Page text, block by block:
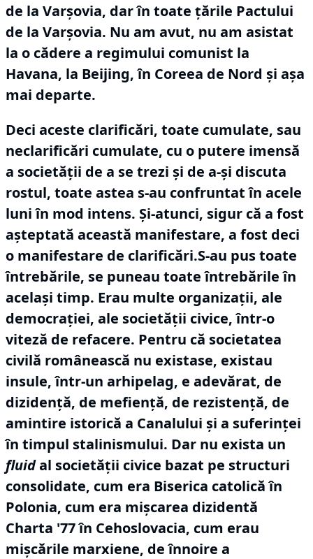
de la Varșovia, dar în toate țările Pactului
de la Varșovia. Nu am avut, nu am asistat
la o cădere a regimului comunist la
Havana, la Beijing, în Coreea de Nord și așa
mai departe.
Deci aceste clarificări, toate cumulate, sau
neclarificări cumulate, cu o putere imensă
a societății de a se trezi și de a-și discuta
rostul, toate astea s-au confruntat în acele
luni în mod intens. Și-atunci, sigur că a fost
așteptată această manifestare, a fost deci
o manifestare de clarificări.S-au pus toate
întrebările, se puneau toate întrebările în
același timp. Erau multe organizații, ale
democrației, ale societății civice, într-o
viteză de refacere. Pentru că societatea
civilă românească nu existase, existau
insule, într-un arhipelag, e adevărat, de
dizidență, de mefiență, de rezistență, de
amintire istorică a Canalului și a suferinței
în timpul stalinismului. Dar nu exista un
fluidal societății civice bazat pe structuri
consolidate, cum era Biserica catolică în
Polonia, cum era mișcarea dizidentă
Charta '77 în Cehoslovacia, cum erau
mișcările marxiene, de înnoire a